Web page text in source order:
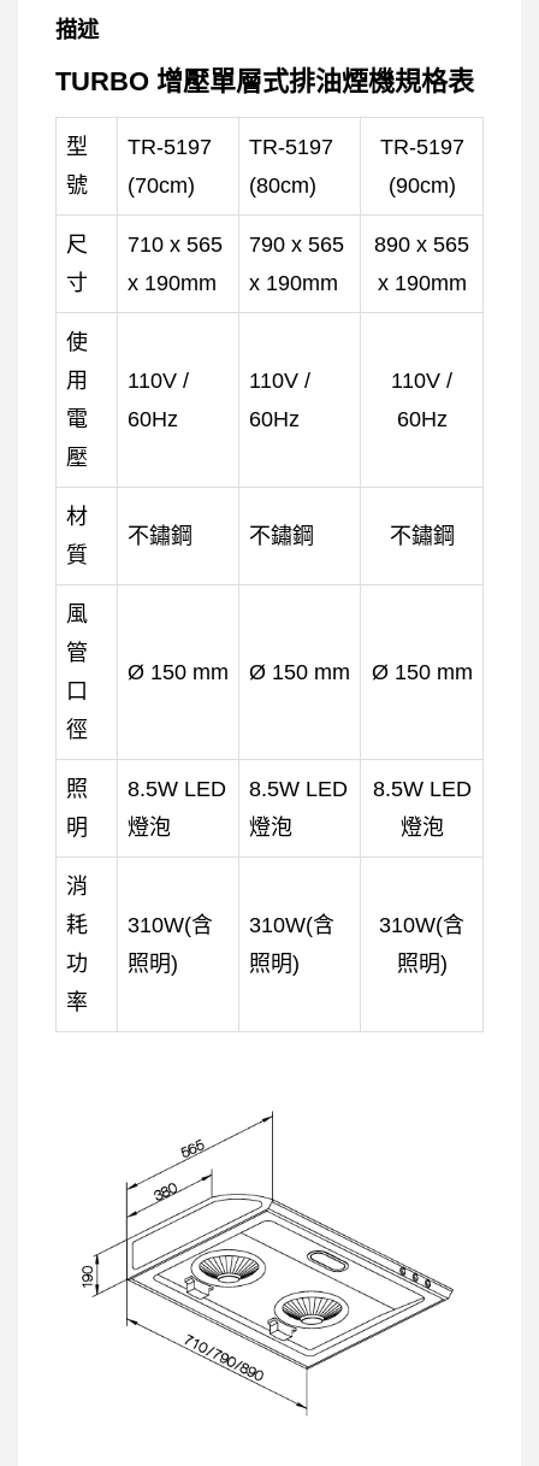
描述
TURBO 增壓單層式排油煙機規格表
型
號
TR-5197
(70cm)
TR-5197
(80cm)
TR-5197
(90cm)
尺
寸
710 x 565
x 190mm
790 x 565
x 190mm
890 x 565
x 190mm
使
用
電
壓
110V /
60Hz
110V /
60Hz
110V /
60Hz
材
質
不鏽鋼 不鏽鋼 不鏽鋼
風
管
口
徑
Ø 150 mm Ø 150 mm Ø 150 mm
照
明
8.5W LED
燈泡
8.5W LED
燈泡
8.5W LED
燈泡
消
耗
功
率
310W(含
照明)
310W(含
照明)
310W(含
照明)